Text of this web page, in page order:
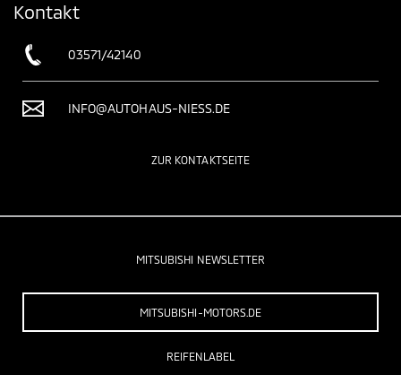
Kontakt
03571/42140
INFO@AUTOHAUS-NIESS.DE
ZUR KONTAKTSEITE
MITSUBISHI NEWSLETTER
MITSUBISHI-MOTORS.DE
REIFENLABEL